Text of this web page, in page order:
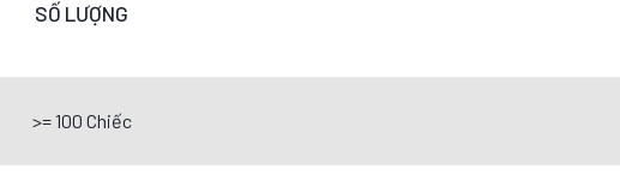
SỐ LƯỢNG
>= 100 Chiếc